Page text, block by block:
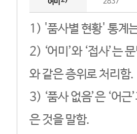
어미
1) '품사별 현황' 통계
2) ‘어미’와 ‘접사’는
와 같은 층위로 처리함.
3) ‘품사 없음’은 ‘어
은 것을 말함.